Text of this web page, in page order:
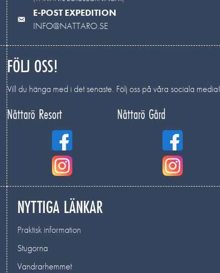
E-POST EXPEDITION
INFO@NATTARO.SE
FÖLJ OSS!
Vill du hänga med i det senaste. Följ oss på våra sociala media!
Nåttarö Resort Nåttarö Gård
NYTTIGA LÄNKAR
Praktisk information
Stugorna
Vandrarhemmet